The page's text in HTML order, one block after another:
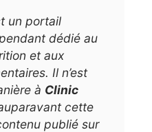
un portail
dédié au
et aux
Il n’est
à Clinic
cette
publié sur